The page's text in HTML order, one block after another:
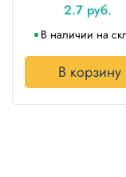
2.7 руб.
В наличии на
В корзину